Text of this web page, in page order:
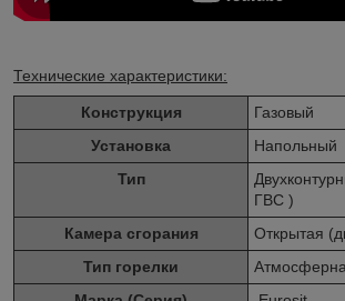
Технические характеристики:
Конструкция
Газовый
Установка
Напольный
Тип
ГВС )
Камера сгорания
Открытая
Тип горелки